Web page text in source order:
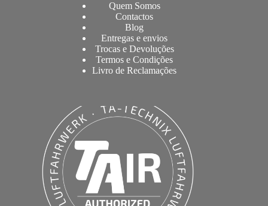
Quem Somos
Contactos
Blog
Entregas e envios
Trocas e Devoluções
Termos e Condições
Livro de Reclamações